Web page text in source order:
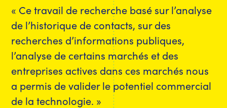
« Ce travail de recherche basé sur l’analyse
de l’historique de contacts, sur des
recherches d’informations publiques,
l’analyse de certains marchés et des
entreprises actives dans ces marchés nous
a permis de valider le potentiel commercial
de la technologie. »